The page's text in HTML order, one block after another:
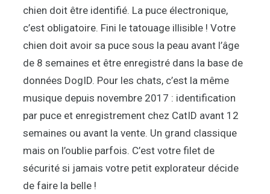
chien doit être identifié. La puce électronique,
c’est obligatoire. Fini le tatouage illisible ! Votre
chien doit avoir sa puce sous la peau avant l’âge
de 8 semaines et être enregistré dans la base de
données DogID. Pour les chats, c’est la même
musique depuis novembre 2017 : identification
par puce et enregistrement chez CatID avant 12
semaines ou avant la vente. Un grand classique
mais on l’oublie parfois. C’est votre filet de
sécurité si jamais votre petit explorateur décide
de faire la belle !